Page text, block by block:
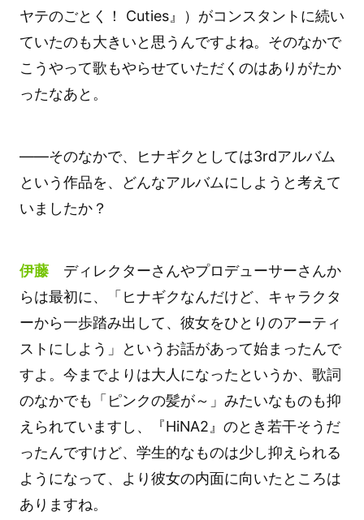
ヤテのごとく！ Cuties』）がコンスタントに続い
ていたのも大きいと思うんですよね。そのなかで
こうやって歌もやらせていただくのはありがたか
ったなあと。
――そのなかで、ヒナギクとしては3rdアルバム
という作品を、どんなアルバムにしようと考えて
いましたか？
伊藤ディレクターさんやプロデューサーさんか
らは最初に、「ヒナギクなんだけど、キャラクタ
ーから一歩踏み出して、彼女をひとりのアーティ
ストにしよう」というお話があって始まったんで
すよ。今までよりは大人になったというか、歌詞
のなかでも「ピンクの髪が～」みたいなものも抑
えられていますし、『HiNA2』のとき若干そうだ
ったんですけど、学生的なものは少し抑えられる
ようになって、より彼女の内面に向いたところは
ありますね。